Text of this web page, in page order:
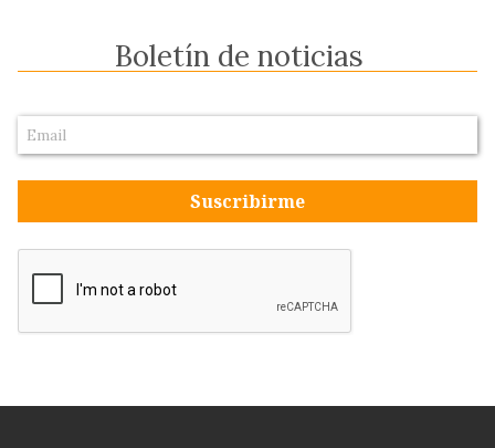
Boletín de noticias
Suscribirme